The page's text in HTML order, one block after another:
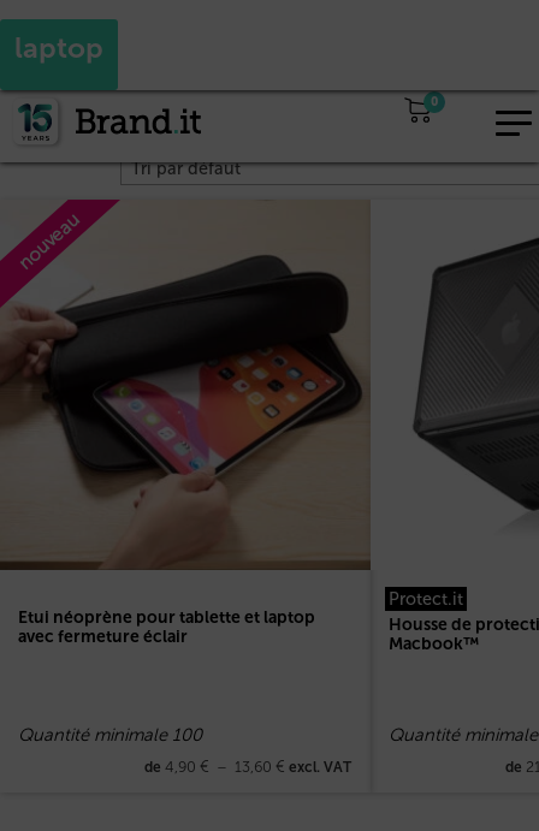
Adaptez votre visite à vos besoins : Vous êtes revendeur ?
0
FR
Accueil
laptop
2 résultats affichés
nouveau
Etui néoprène pour tablette et laptop
avec fermeture éclair
Quantité minimale 100
de4,90 € – 13,60 € excl. VAT
Protect.it
Housse de
Macbook™
Quantité
de